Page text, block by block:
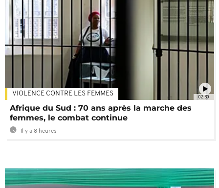
02:30
VIOLENCE CONTRE LES FEMMES
Afrique du Sud : 70 ans après la marche des
femmes, le combat continue
Il y a 8 heures